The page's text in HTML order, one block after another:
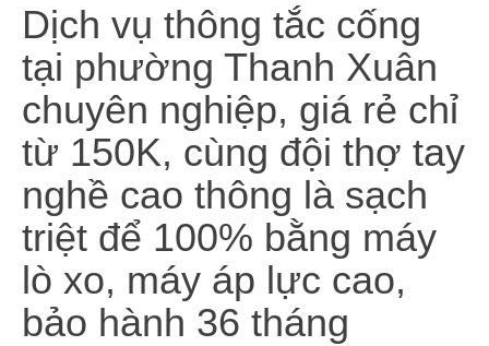
Dịch vụ thông tắc cống
tại phường Thanh Xuân
chuyên nghiệp, giá rẻ chỉ
từ 150K, cùng đội thợ tay
nghề cao thông là sạch
triệt để 100% bằng máy
lò xo, máy áp lực cao,
bảo hành 36 tháng